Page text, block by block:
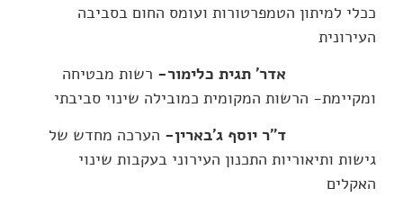
ככלי למיתון הטמפרטורות ועומס החום בסביבה
העירונית
אדר' תגית כלימור- רשות מבטיחה
ומקיימת- הרשות המקומית כמובילה שינוי סביבתי
ד"ר יוסף ג'בארין- הערכה מחדש של
גישות ותיאוריות התכנון העירוני בעקבות שינוי
האקלים